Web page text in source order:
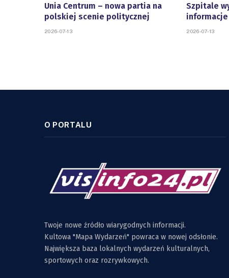
Unia Centrum – nowa partia na
polskiej scenie politycznej
2026-07-13
Szpitale
2026-07-13
O PORTALU
Twoje nowe źródło wiarygodnych informacji.
Kultowa "Mapa Wydarzeń" powraca w nowej odsłonie.
Największa baza lokalnych wydarzeń kulturalnych,
sportowych oraz rozrywkowych.